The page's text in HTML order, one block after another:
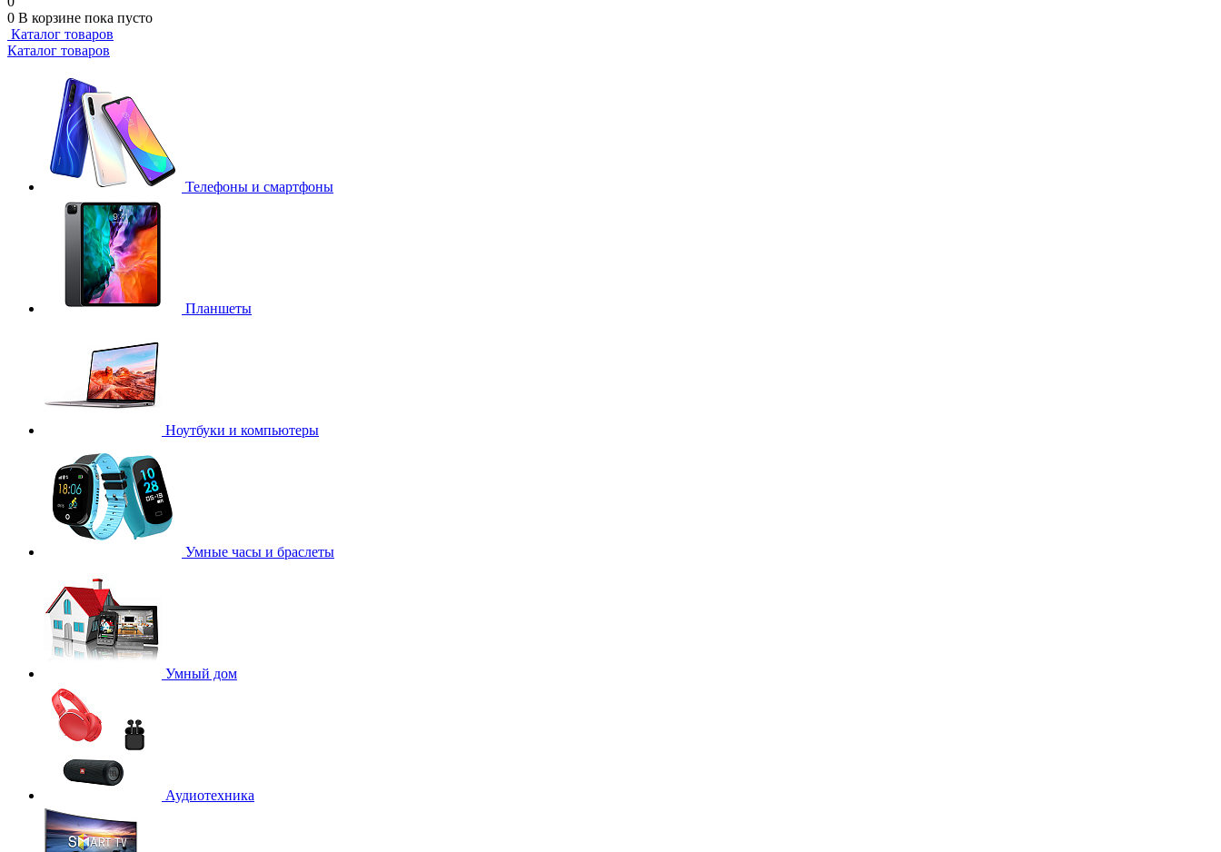
0 В корзине пока пусто
Каталог товаров
Каталог товаров
Телефоны и смартфоны
Планшеты
Ноутбуки и компьютеры
Умные часы и браслеты
Умный дом
Аудиотехника